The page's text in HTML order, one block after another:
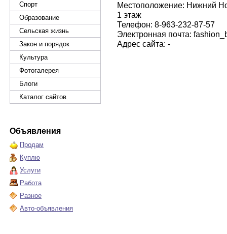
Спорт
Образование
Сельская жизнь
Закон и порядок
Культура
Фотогалерея
Блоги
Каталог сайтов
Объявления
Продам
Куплю
Услуги
Работа
Разное
Авто-объявления
Местоположение: Нижний
1 этаж
Телефон: 8-963-232-87-57
Электронная почта:
Адрес сайта: -